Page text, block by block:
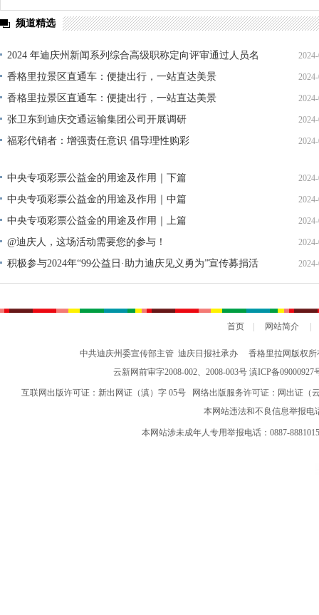
频道精选
2024 年迪庆州新闻系列综合高级职称定向评审通过人员名
单公示
香格里拉景区直通车：便捷出行，一站直达美景
香格里拉景区直通车：便捷出行，一站直达美景
张卫东到迪庆交通运输集团公司开展调研
福彩代销者：增强责任意识 倡导理性购彩
中央专项彩票公益金的用途及作用｜下篇
中央专项彩票公益金的用途及作用｜中篇
中央专项彩票公益金的用途及作用｜上篇
@迪庆人，这场活动需要您的参与！
积极参与2024年“99公益日·助力迪庆见义勇为”宣传募捐活
动倡议书